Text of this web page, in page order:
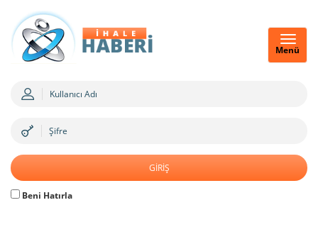
Menü
Beni Hatırla